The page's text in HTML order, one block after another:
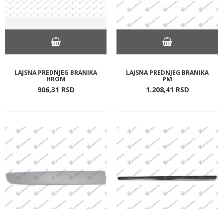
LAJSNA PREDNJEG BRANIKA
HROM
906,31 RSD
LAJSNA PREDNJEG BRANIKA
PM
1.208,41 RSD